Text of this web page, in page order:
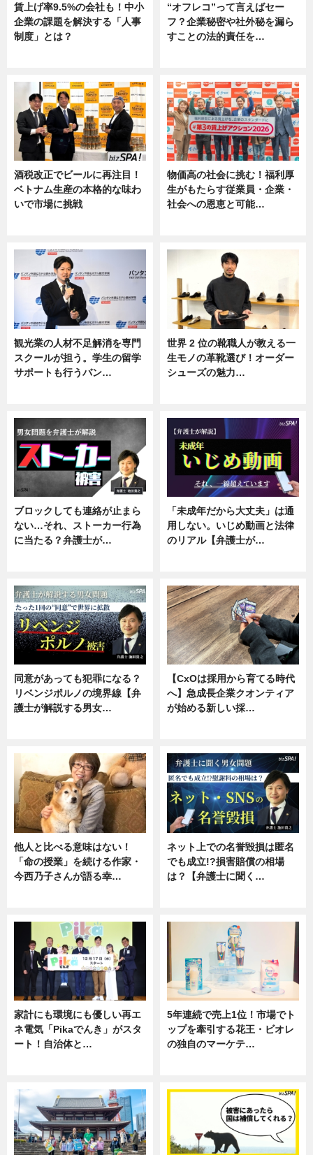
賃上げ率9.5%の会社も！中小
企業の課題を解決する「人事
制度」とは？
“オフレコ”って言えばセー
フ？企業秘密や社外秘を漏ら
すことの法的責任を…
酒税改正でビールに再注目！
ベトナム生産の本格的な味わ
いで市場に挑戦
物価高の社会に挑む！福利厚
生がもたらす従業員・企業・
社会への恩恵と可能…
観光業の人材不足解消を専門
スクールが担う。学生の留学
サポートも行うバン…
世界 2 位の靴職人が教える一
生モノの革靴選び！オーダー
シューズの魅力…
ブロックしても連絡が止まら
ない…それ、ストーカー行為
に当たる？弁護士が…
「未成年だから大丈夫」は通
用しない。いじめ動画と法律
のリアル【弁護士が…
同意があっても犯罪になる？
リベンジポルノの境界線【弁
護士が解説する男女…
【CxOは採用から育てる時代
へ】急成長企業クオンティア
が始める新しい採…
他人と比べる意味はない！
「命の授業」を続ける作家・
今西乃子さんが語る幸…
ネット上での名誉毀損は匿名
でも成立!?損害賠償の相場
は？【弁護士に聞く…
家計にも環境にも優しい再エ
ネ電気「Pikaでんき」がスタ
ート！自治体と…
5年連続で売上1位！市場でト
ップを牽引する花王・ビオレ
の独自のマーケテ…